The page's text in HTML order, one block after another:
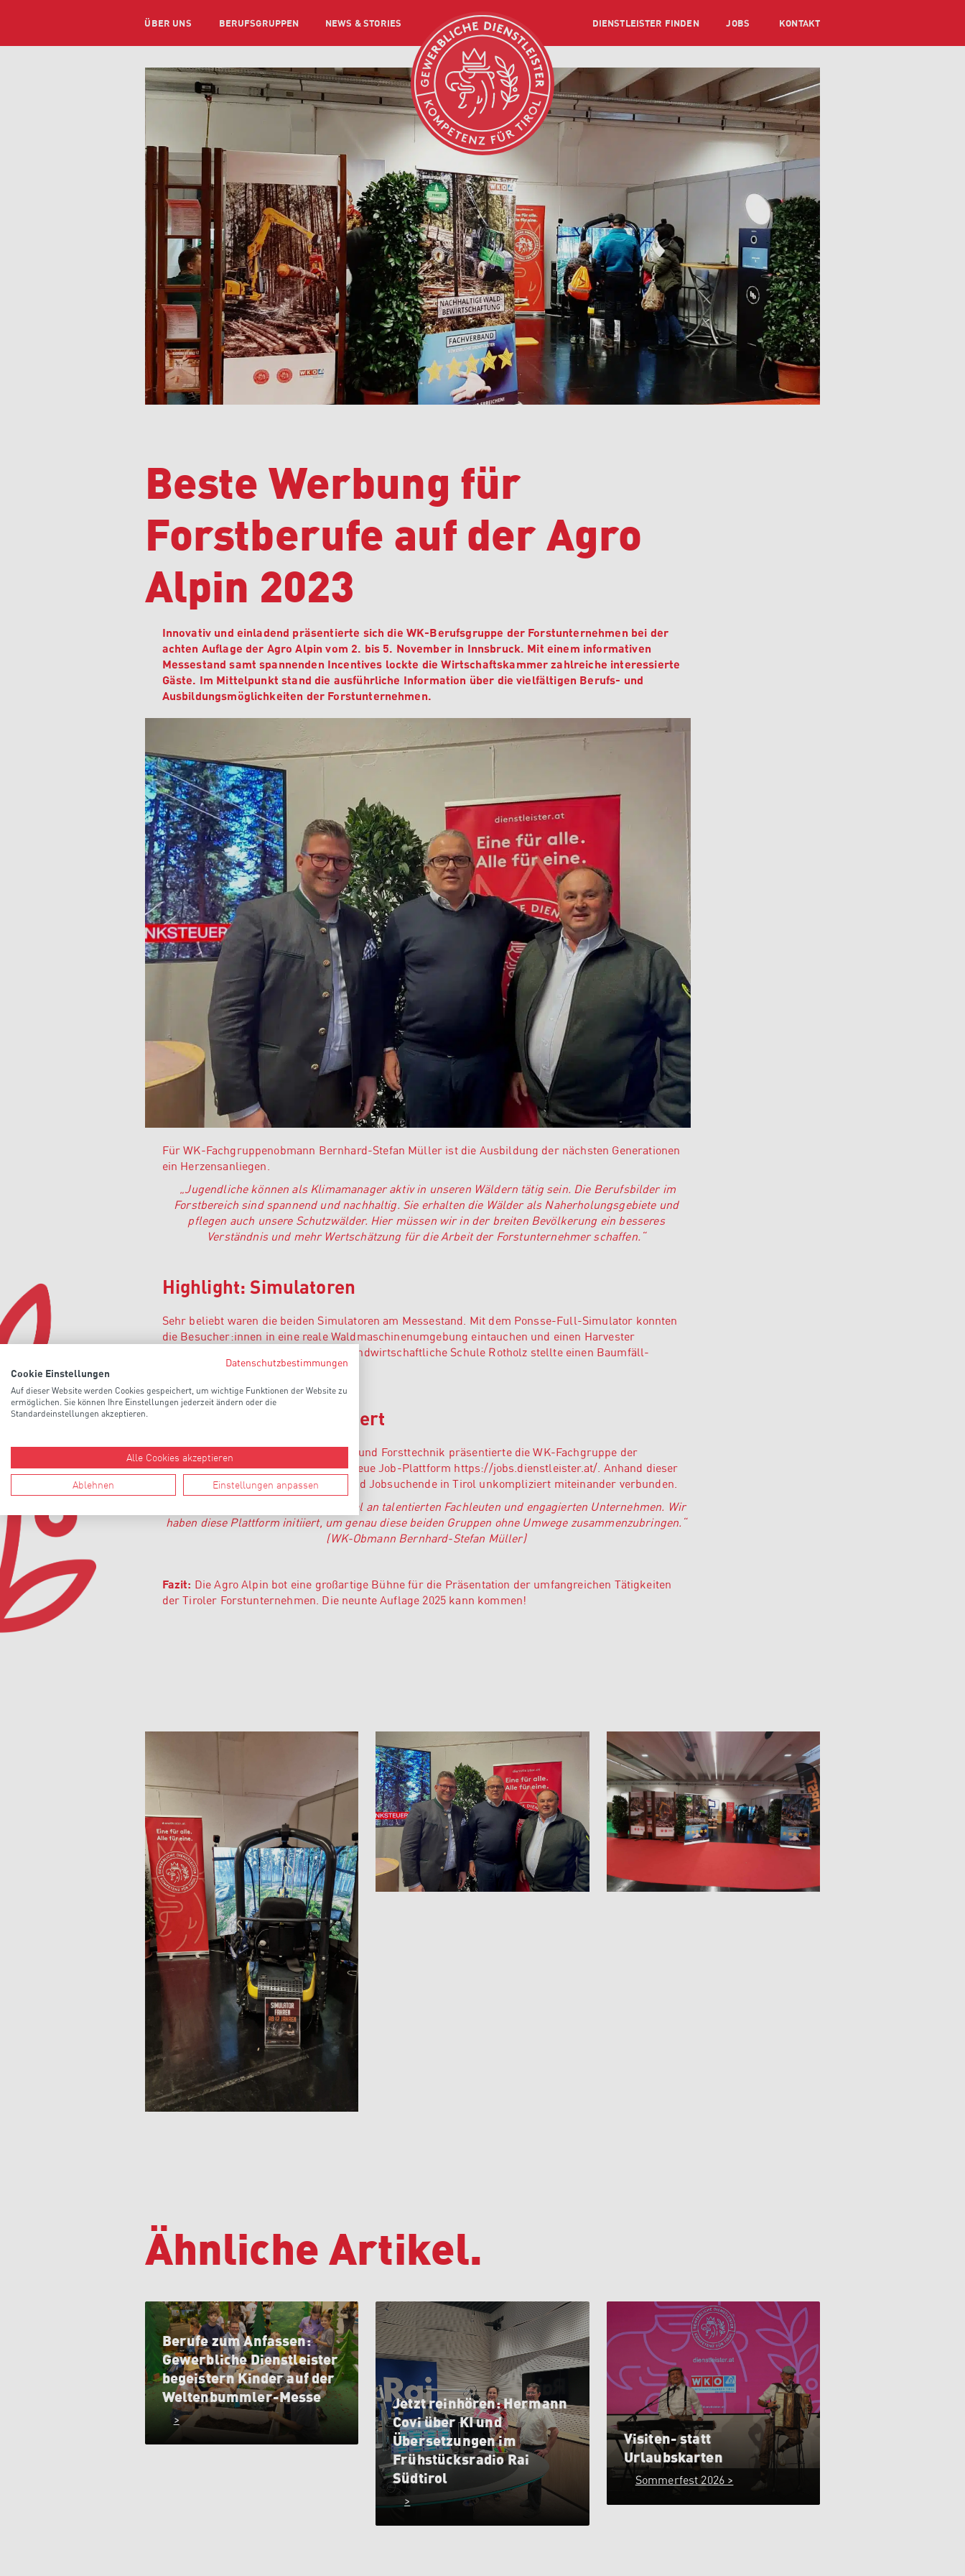
ÜBER UNS BERUFSGRUPPEN NEWS & STORIES DIENSTLEISTER FINDEN JOBS KONTAKT
Beste Werbung für
Forstberufe auf der Agro
Alpin 2023
Innovativ und einladend präsentierte sich die WK-Berufsgruppe der Forstunternehmen bei der
achten Auflage der Agro Alpin vom 2. bis 5. November in Innsbruck. Mit einem informativen
Messestand samt spannenden Incentives lockte die Wirtschaftskammer zahlreiche interessierte
Gäste. Im Mittelpunkt stand die ausführliche Information über die vielfältigen Berufs- und
Ausbildungsmöglichkeiten der Forstunternehmen.
Für WK-Fachgruppenobmann Bernhard-Stefan Müller ist die Ausbildung der nächsten Generationen
ein Herzensanliegen.
„Jugendliche können als Klimamanager aktiv in unseren Wäldern tätig sein. Die Berufsbilder im
Forstbereich sind spannend und nachhaltig. Sie erhalten die Wälder als Naherholungsgebiete und
pflegen auch unsere Schutzwälder. Hier müssen wir in der breiten Bevölkerung ein besseres
Verständnis und mehr Wertschätzung für die Arbeit der Forstunternehmer schaffen.“
Highlight: Simulatoren
Sehr beliebt waren die beiden Simulatoren am Messestand. Mit dem Ponsse-Full-Simulator konnten
die Besucher:innen in eine reale Waldmaschinenumgebung eintauchen und einen Harvester
(Holzerntemaschine) bedienen. Die Landwirtschaftliche Schule Rotholz stellte einen Baumfäll-
Simulator zur Verfügung.
Job-Plattform präsentiert
Im Rahmen der Fachmesse für Land- und Forsttechnik präsentierte die WK-Fachgruppe der
gewerblichen Dienstleister auch die neue Job-Plattform https://jobs.dienstleister.at/ . Anhand dieser
Initiative werden Arbeitgeber:innen und Jobsuchende in Tirol unkompliziert miteinander verbunden.
„‍In Tirol gibt es ein enormes Potenzial an talentierten Fachleuten und engagierten Unternehmen. Wir
haben diese Plattform initiiert, um genau diese beiden Gruppen ohne Umwege zusammenzubringen.“
(WK-Obmann Bernhard-Stefan Müller)
Fazit: Die Agro Alpin bot eine großartige Bühne für die Präsentation der umfangreichen Tätigkeiten
der Tiroler Forstunternehmen. Die neunte Auflage 2025 kann kommen!
Ähnliche Artikel.
Berufe zum Anfassen:
Gewerbliche Dienstleister
begeistern Kinder auf der
Weltenbummler-Messe
>
Jetzt reinhören: Hermann
Covi über KI und
Übersetzungen im
Frühstücksradio Rai
Südtirol
>
Visiten- statt
Urlaubskarten
Sommerfest 2026 >
Datenschutzbestimmungen
Cookie Einstellungen
Auf dieser Website werden Cookies gespeichert, um wichtige Funktionen der Website zu
ermöglichen. Sie können Ihre Einstellungen jederzeit ändern oder die
Standardeinstellungen akzeptieren.
Alle Cookies akzeptieren
Ablehnen Einstellungen anpassen